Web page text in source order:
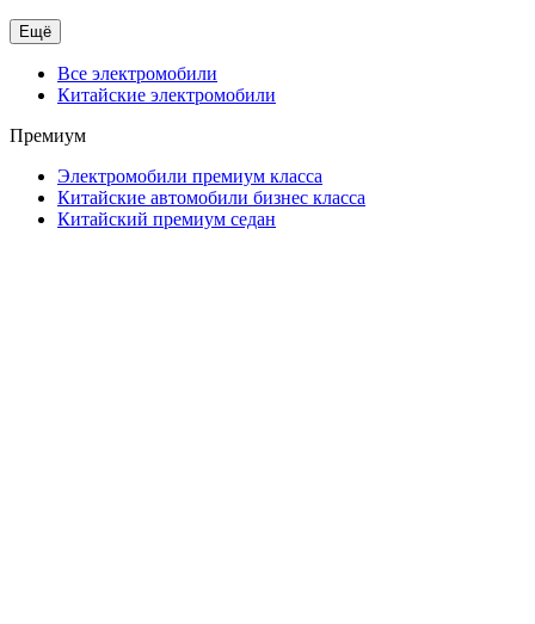
Ещё
Все электромобили
Китайские электромобили
Премиум
Электромобили премиум класса
Китайские автомобили бизнес класса
Китайский премиум седан